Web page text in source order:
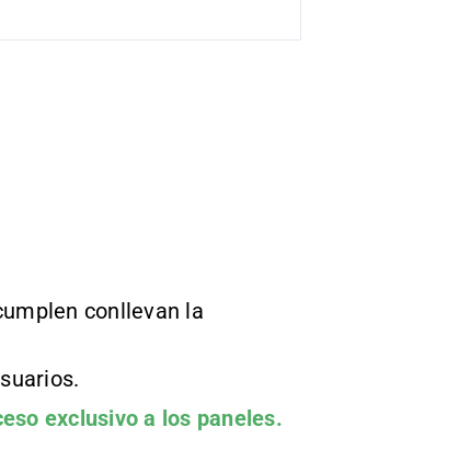
conllevan la
exclusivo a los paneles.